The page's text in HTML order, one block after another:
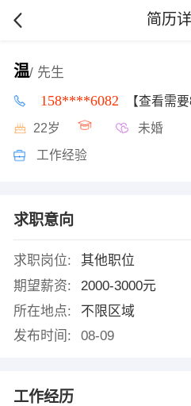
简历
温/ 先生
158****6082 【查看需
22岁 未婚
工作经验
求职意向
求职岗位:
其他职位
期望薪资:
2000-3000元
所在地点:
不限区域
发布时间:
08-09
工作经历